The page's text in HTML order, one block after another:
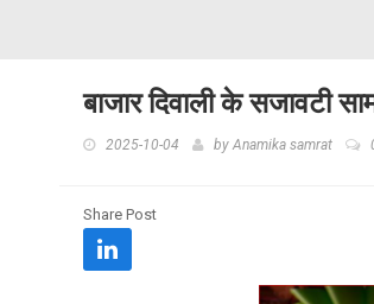
बाजार दिवाली के सजावटी
2025-10-04 by Anamika samrat
Share Post